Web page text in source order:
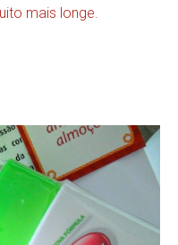
mais longe.